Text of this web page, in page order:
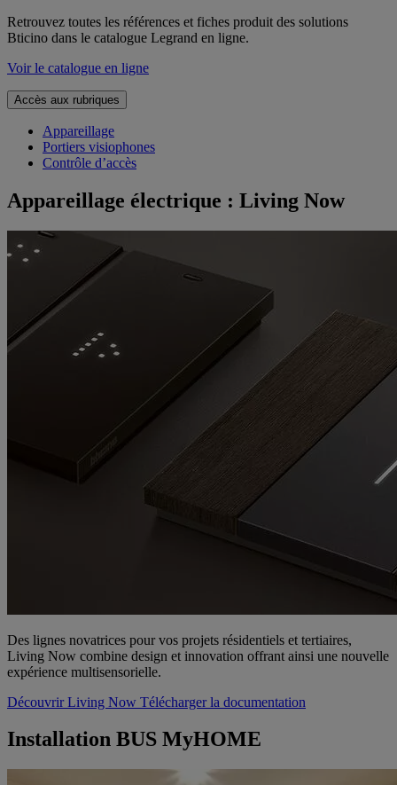
Retrouvez toutes les références et fiches produit des solutions
Bticino dans le catalogue Legrand en ligne.
Voir le catalogue en ligne
Accès aux rubriques
Appareillage
Portiers visiophones
Contrôle d’accès
Appareillage électrique : Living Now
Des lignes novatrices pour vos projets résidentiels et tertiaires,
Living Now combine design et innovation offrant ainsi une nouvelle
expérience multisensorielle.
Découvrir Living Now Télécharger la documentation
Installation BUS MyHOME